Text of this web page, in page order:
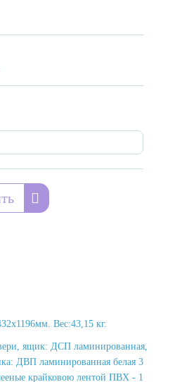
Вес:43,15 кг.
ящик: ДСП ламинированная,
ДВП ламинированная белая 3
крайковою лентой ПВХ - 1